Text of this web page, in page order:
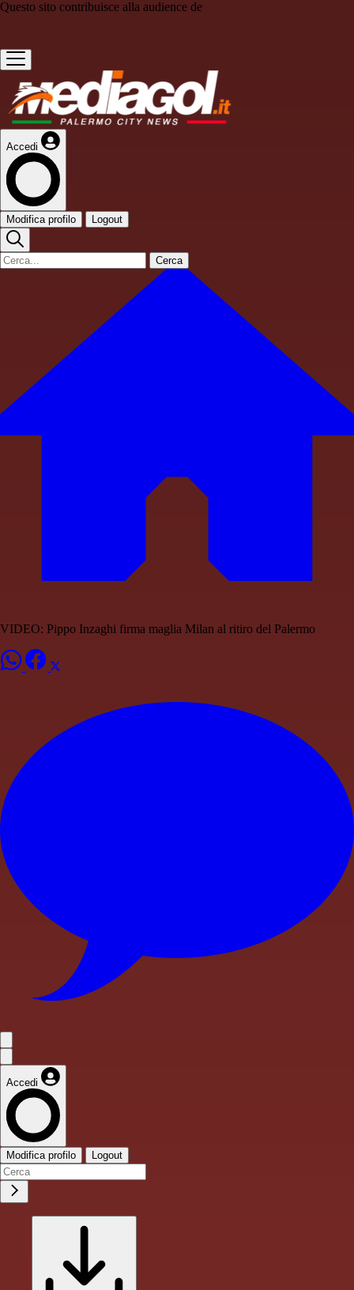
Questo sito contribuisce alla audience de
Accedi
Modifica profilo Logout
Cerca
VIDEO: Pippo Inzaghi firma maglia Milan al ritiro del Palermo
Accedi
Modifica profilo Logout